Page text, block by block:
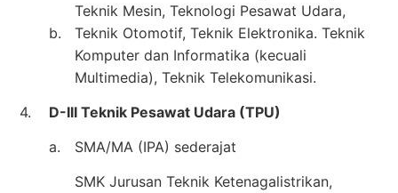
b.
Teknik Mesin, Teknologi Pesawat Udara,
Teknik Otomotif, Teknik Elektronika. Teknik
Komputer dan Informatika (kecuali
Multimedia), Teknik Telekomunikasi.
4.
D-III Teknik Pesawat Udara (TPU)
a.
SMA/MA (IPA) sederajat
SMK Jurusan Teknik Ketenagalistrikan,